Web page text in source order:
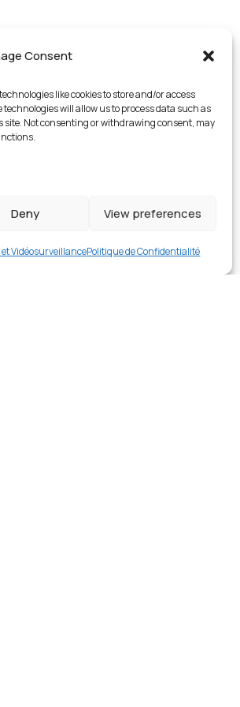
Consent
like cookies to store and/or access
will allow us to process data such as
Not consenting or withdrawing consent, may
Deny View preferences
VidéosurveillancePolitique de Confidentialité
19.99
Buy now